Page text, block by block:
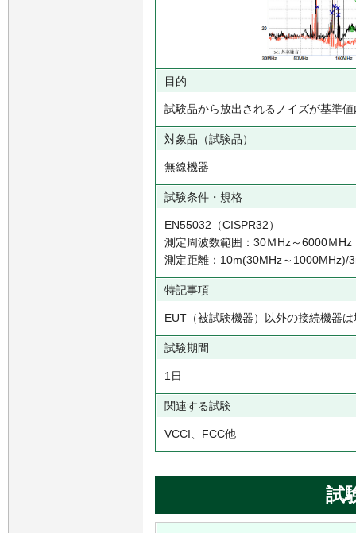
目的
試験品から放出されるノイズが基準
対象品（試験品）
無線機器
試験条件・規格
EN55032（CISPR32）
測定周波数範囲：30ＭHz～6000ＭHz
測定距離：10m(30MHz～1000MHz)/
特記事項
EUT（被試験機器）以外の接続機器
試験期間
1日
関連する試験
VCCI、FCC他
試